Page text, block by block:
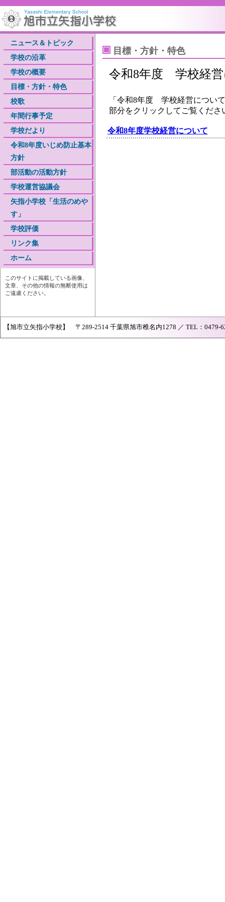
ニュース＆トピック
学校の沿革
学校の概要
目標・方針・特色
校歌
年間行事予定
学校だより
令和8年度いじめ防止基本
方針
部活動の活動方針
学校運営協議会
矢指小学校「生活のめや
す」
学校評価
リンク集
ホーム
このサイトに掲載している画像、
文章、その他の情報の無断使用は
ご遠慮ください。
目標・方針・特色
令和8年度 学校経
「令和8年度 学校経営につい
部分をクリックしてご覧くだ
令和8年度学校経営について
【旭市立矢指小学校】 〒289-2514 千葉県旭市椎名内1278 ／ TEL：0479-